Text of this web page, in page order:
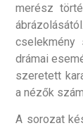
merész
cselekmény
drámai
szeretett
a nézők
A sorozat